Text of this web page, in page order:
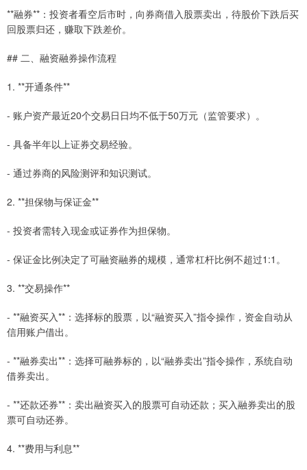
**融券**：投资者看空后市时，向券商借入股票卖出，待股价下跌后买
回股票归还，赚取下跌差价。
## 二、融资融券操作流程
1. **开通条件**
- 账户资产最近20个交易日日均不低于50万元（监管要求）。
- 具备半年以上证券交易经验。
- 通过券商的风险测评和知识测试。
2. **担保物与保证金**
- 投资者需转入现金或证券作为担保物。
- 保证金比例决定了可融资融券的规模，通常杠杆比例不超过1:1。
3. **交易操作**
- **融资买入**：选择标的股票，以“融资买入”指令操作，资金自动从
信用账户借出。
- **融券卖出**：选择可融券标的，以“融券卖出”指令操作，系统自动
借券卖出。
- **还款还券**：卖出融资买入的股票可自动还款；买入融券卖出的股
票可自动还券。
4. **费用与利息**